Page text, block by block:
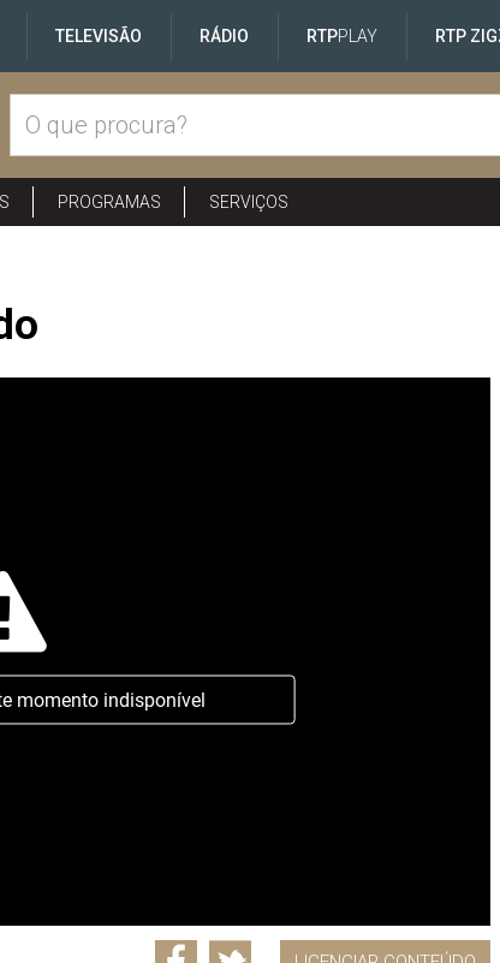
TELEVISÃO RÁDIO RTPPLAY RTP
PROGRAMAS SERVIÇOS
momento indisponível